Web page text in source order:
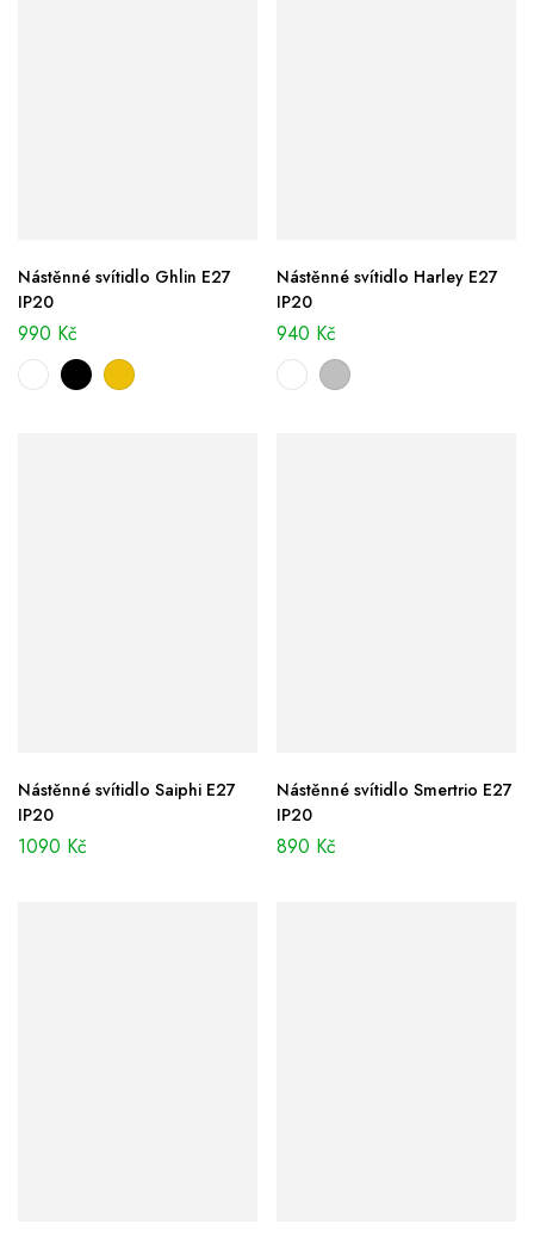
Nástěnné svítidlo Ghlin E27
IP20
990 Kč
Nástěnné svítidlo Harley E27
IP20
940 Kč
Nástěnné svítidlo Saiphi E27
IP20
1090 Kč
Nástěnné svítidlo Smertrio E27
IP20
890 Kč